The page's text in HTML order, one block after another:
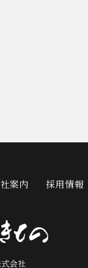
案内 採用情報
会社